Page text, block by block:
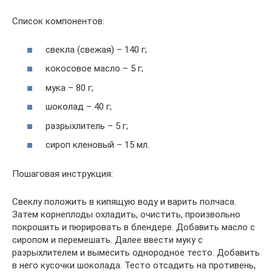
Список компонентов:
свекла (свежая) – 140 г;
кокосовое масло – 5 г;
мука – 80 г;
шоколад – 40 г;
разрыхлитель – 5 г;
сироп кленовый – 15 мл.
Пошаговая инструкция:
Свеклу положить в кипящую воду и варить полчаса.
Затем корнеплоды охладить, очистить, произвольно
покрошить и пюрировать в блендере. Добавить масло с
сиропом и перемешать. Далее ввести муку с
разрыхлителем и вымесить однородное тесто. Добавить
в него кусочки шоколада. Тесто отсадить на противень,